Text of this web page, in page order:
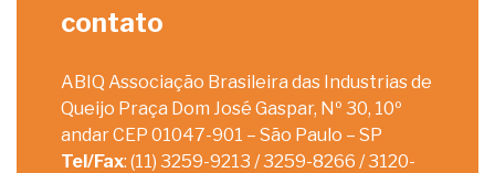
contato
ABIQ Associação Brasileira das Industrias de
Queijo Praça Dom José Gaspar, Nº 30, 10º
andar CEP 01047-901 – São Paulo – SP
Tel/Fax: (11) 3259-9213 / 3259-8266 / 3120-